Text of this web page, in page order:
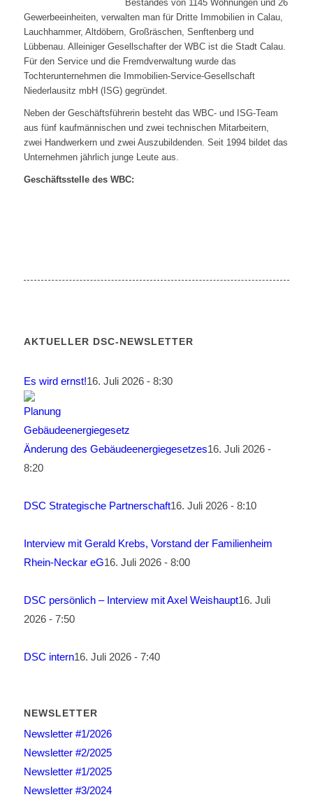
Bestandes von 1145 Wohnungen und 26
Gewerbeeinheiten, verwalten man für Dritte Immobilien in Calau,
Lauchhammer, Altdöbern, Großräschen, Senftenberg und
Lübbenau. Alleiniger Gesellschafter der WBC ist die Stadt Calau.
Für den Service und die Fremdverwaltung wurde das
Tochterunternehmen die Immobilien-Service-Gesellschaft
Niederlausitz mbH (ISG) gegründet.
Neben der Geschäftsführerin besteht das WBC- und ISG-Team
aus fünf kaufmännischen und zwei technischen Mitarbeitern,
zwei Handwerkern und zwei Auszubildenden. Seit 1994 bildet das
Unternehmen jährlich junge Leute aus.
Geschäftsstelle des WBC:
AKTUELLER DSC-NEWSLETTER
Es wird ernst!16. Juli 2026 - 8:30
Änderung des Gebäudeenergiegesetzes16. Juli 2026 -
8:20
DSC Strategische Partnerschaft16. Juli 2026 - 8:10
Interview mit Gerald Krebs, Vorstand der Familienheim
Rhein-Neckar eG16. Juli 2026 - 8:00
DSC persönlich – Interview mit Axel Weishaupt16. Juli
2026 - 7:50
DSC intern16. Juli 2026 - 7:40
NEWSLETTER
Newsletter #1/2026
Newsletter #2/2025
Newsletter #1/2025
Newsletter #3/2024